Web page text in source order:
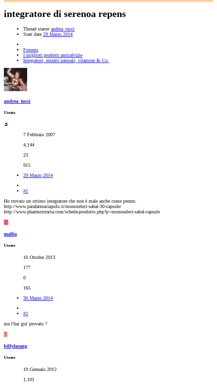
integratore di serenoa repens
Thread starter andrea_tucci
Start date 29 Marzo 2014
Forums
I migliori prodotti anticalvizie
Integratori, estratti naturali, vitamine & Co.
andrea_tucci
Utente
7 Febbraio 2007
4,144
23
915
29 Marzo 2014
#1
Ho trovato un ottimo integratore che non è male anche come prezzo.
http://www.parafarmaciapolo.it/monoselect-sabal-30-capsule/
http://www.pharmextracta.com/scheda-prodotto.php?p=monoselect-sabal-capsule
M
mallio
Utente
16 Ottobre 2013
177
0
165
30 Marzo 2014
#2
ma l'hai gia' provato ?
B
billyfarang
Utente
19 Gennaio 2012
1,101